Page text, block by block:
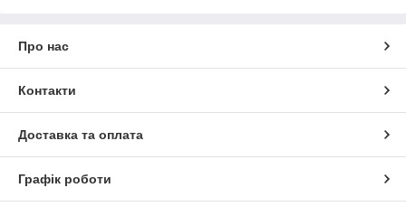
Про нас
Контакти
Доставка та оплата
Графік роботи